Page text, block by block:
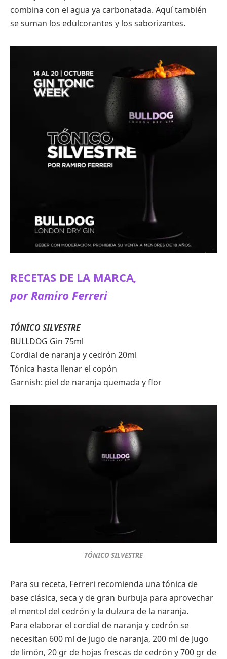
combina con el agua ya carbonatada. Aquí también
se suman los edulcorantes y los saborizantes.
RECETAS DE LA MARCA,
por Ramiro Ferreri
TÓNICO SILVESTRE
BULLDOG Gin 75ml
Cordial de naranja y cedrón 20ml
Tónica hasta llenar el copón
Garnish: piel de naranja quemada y flor
TÓNICO SILVESTRE
Para su receta, Ferreri recomienda una tónica de
base clásica, seca y de gran burbuja para aprovechar
el mentol del cedrón y la dulzura de la naranja.
Para elaborar el cordial de naranja y cedrón se
necesitan 600 ml de jugo de naranja, 200 ml de Jugo
de limón, 20 gr de hojas frescas de cedrón y 700 gr de